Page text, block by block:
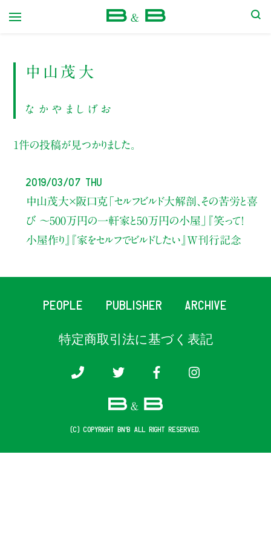
中山茂大
なかやましげお
1件の投稿が見つかりました。
2019/03/07 Thu
中山茂大×阪口克 「セルフビルド大解剖、その苦労と喜
び 〜500万円の一軒家と50万円の小屋」
『笑って！
小屋作り』『家をセルフでビルドしたい』W刊行記念
PEOPLE PUBLISHER ARCHIVE
特定商取引法に基づく表記
(c) COPYRIGHT B&B ALL RIGHT RESERVED.